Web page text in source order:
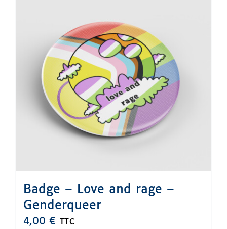
Les
options
peuvent
être
choisies
sur
la
page
produit
Badge – Love and rage –
Genderqueer
4,00€ TTC